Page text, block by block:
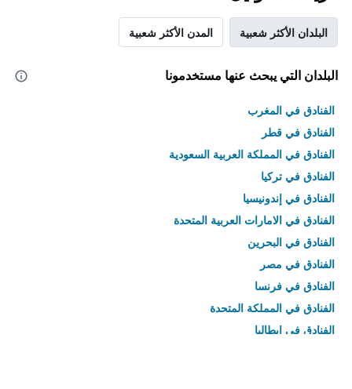
البلدان الأكثر شعبية المدن الأكثر شعبية
البلدان التي يبحث عنها مستخدمونا
الفنادق في المغرب
الفنادق في قطر
الفنادق في المملكة العربية السعودية
الفنادق في تركيا
الفنادق في إندونيسيا
الفنادق في الامارات العربية المتحدة
الفنادق في البحرين
الفنادق في مصر
الفنادق في فرنسا
الفنادق في المملكة المتحدة
الفنادق في إيطاليا